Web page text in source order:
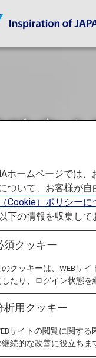
空
からのお知らせ
空会社
月24日発券分より
始日
月24日午前0時（
以前にご予約い
ホームページでは
ついて、お客様が
Cookie）ポリシーに
下の情報を収集して
須クッキー
のクッキーは、WEBサ
したり、ログイン状態を
析用クッキー
サイトの閲覧に関す
継続的な改善に役立ちま